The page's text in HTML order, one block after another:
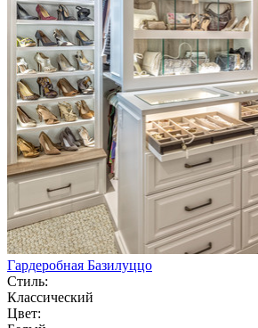
Гардеробная Базилуццо
Стиль:
Классический
Цвет: